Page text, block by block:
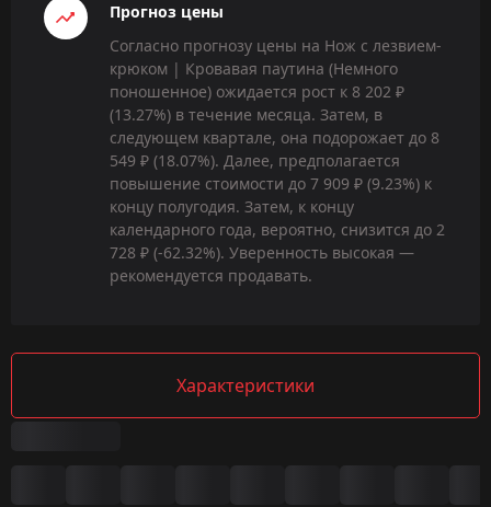
Прогноз цены
Согласно прогнозу цены на Нож с лезвием-
крюком | Кровавая паутина (Немного
поношенное) ожидается рост к 8 202 ₽
(13.27%) в течение месяца. Затем, в
следующем квартале, она подорожает до 8
549 ₽ (18.07%). Далее, предполагается
повышение стоимости до 7 909 ₽ (9.23%) к
концу полугодия. Затем, к концу
календарного года, вероятно, снизится до 2
728 ₽ (-62.32%). Уверенность высокая —
рекомендуется продавать.
Характеристики